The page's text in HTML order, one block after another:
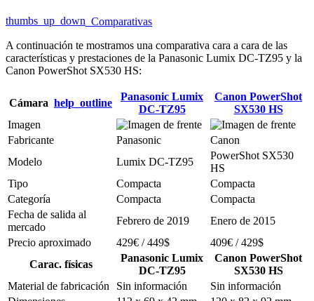
thumbs_up_down Comparativas
A continuación te mostramos una comparativa cara a cara de las
características y prestaciones de la Panasonic Lumix DC-TZ95 y la
Canon PowerShot SX530 HS:
Cámara help_outline
Panasonic Lumix
DC-TZ95
Canon PowerShot
SX530 HS
Imagen
Fabricante
Panasonic
Canon
Modelo
Lumix DC-TZ95
PowerShot SX530
HS
Tipo
Compacta
Compacta
Categoría
Compacta
Compacta
Fecha de salida al
mercado
Febrero de 2019
Enero de 2015
Precio aproximado
429€ / 449$
409€ / 429$
Carac. físicas
Panasonic Lumix
DC-TZ95
Canon PowerShot
SX530 HS
Material de fabricación
Sin información
Sin información